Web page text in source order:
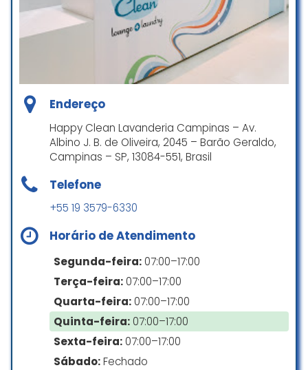
edredon ficou super branquinho e
o outro tenho certeza que virá
perfeito. Com certeza voltarei e
indicarei mais vezes.
Lucas Aguiar
Levei minhas roupas do dia a dia
lavadas e tão cheirosas. Muito
obrigada pela qualidade do
serviço e pelo excelente
atendimento.
Rose__Daniele
Excelente Lavanderia, Dona Karen
sempre muito profissional, serviço
com muito capricho e zelo, as
Endereço
Happy Clean Lavanderia Campinas – Av.
Albino J. B. de Oliveira, 2045 – Barão Geraldo,
Campinas – SP, 13084-551, Brasil
Telefone
+55 19 3579-6330
Horário de Atendimento
Segunda-feira: 07:00–17:00
Terça-feira: 07:00–17:00
Quarta-feira: 07:00–17:00
Quinta-feira: 07:00–17:00
Sexta-feira: 07:00–17:00
Sábado:Fechado